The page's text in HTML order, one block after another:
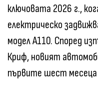
ключовата 2026 г.,
електрическо
модел A110. Според
Криф, новият
първите шест месеца